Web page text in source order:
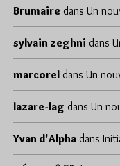
Brumaire dans Un
sylvain zeghni dans
marcorel dans Un
lazare-lag dans Un
Yvan d'Alpha dans